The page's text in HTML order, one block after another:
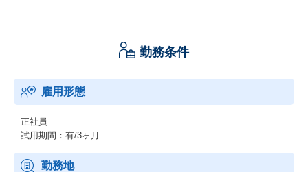
勤務条件
雇用形態
正社員
試用期間：有/3ヶ月
勤務地